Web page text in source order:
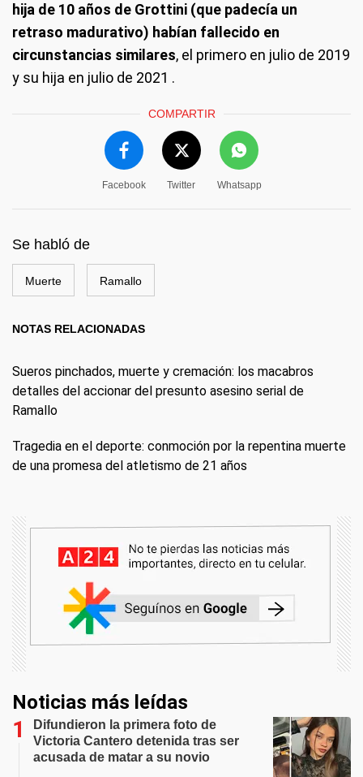
hija de 10 años de Grottini (que padecía un
retraso madurativo) habían fallecido en
circunstancias similares, el primero en julio de 2019
y su hija en julio de 2021 .
COMPARTIR
Facebook Twitter Whatsapp
Se habló de
Muerte Ramallo
NOTAS RELACIONADAS
Sueros pinchados, muerte y cremación: los macabros
detalles del accionar del presunto asesino serial de
Ramallo
Tragedia en el deporte: conmoción por la repentina muerte
de una promesa del atletismo de 21 años
Noticias más leídas
Difundieron la primera foto de
Victoria Cantero detenida tras ser
acusada de matar a su novio